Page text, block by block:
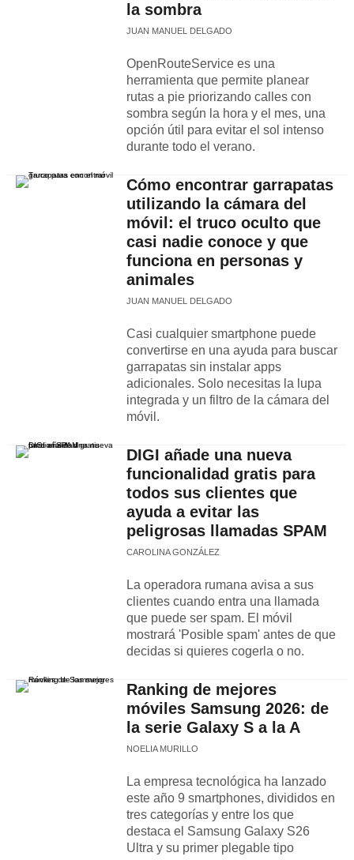
la sombra
JUAN MANUEL DELGADO
OpenRouteService es una
herramienta que permite planear
rutas a pie priorizando calles con
sombra según la hora y el mes, una
opción útil para evitar el sol intenso
durante todo el verano.
Cómo encontrar garrapatas
utilizando la cámara del
móvil: el truco oculto que
casi nadie conoce y que
funciona en personas y
animales
JUAN MANUEL DELGADO
Casi cualquier smartphone puede
convertirse en una ayuda para buscar
garrapatas sin instalar apps
adicionales. Solo necesitas la lupa
integrada y un filtro de la cámara del
móvil.
DIGI añade una nueva
funcionalidad gratis para
todos sus clientes que
ayuda a evitar las
peligrosas llamadas SPAM
CAROLINA GONZÁLEZ
La operadora rumana avisa a sus
clientes cuando entra una llamada
que puede ser spam. El móvil
mostrará 'Posible spam' antes de que
decidas si quieres cogerla o no.
Ranking de mejores
móviles Samsung 2026: de
la serie Galaxy S a la A
NOELIA MURILLO
La empresa tecnológica ha lanzado
este año 9 smartphones, divididos en
tres categorías y entre los que
destaca el Samsung Galaxy S26
Ultra y su primer plegable tipo